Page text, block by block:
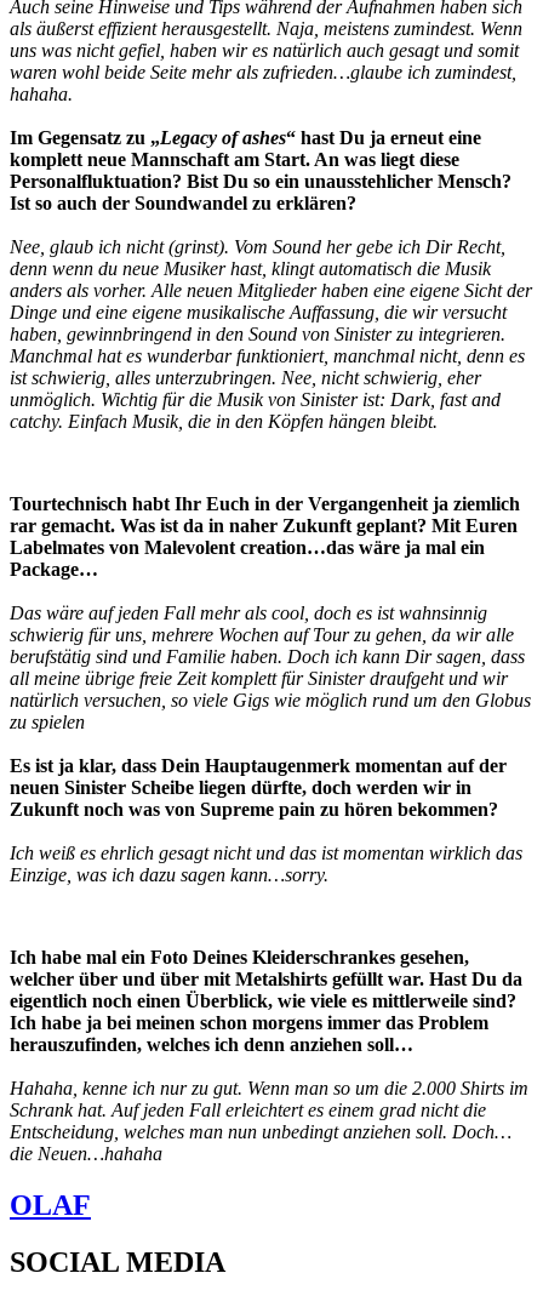
Auch seine Hinweise und Tips während der Aufnahmen haben sich
als äußerst effizient herausgestellt. Naja, meistens zumindest. Wenn
uns was nicht gefiel, haben wir es natürlich auch gesagt und somit
waren wohl beide Seite mehr als zufrieden…glaube ich zumindest,
hahaha.
Im Gegensatz zu „Legacy of ashes“ hast Du ja erneut eine
komplett neue Mannschaft am Start. An was liegt diese
Personalfluktuation? Bist Du so ein unausstehlicher Mensch?
Ist so auch der Soundwandel zu erklären?
Nee, glaub ich nicht (grinst). Vom Sound her gebe ich Dir Recht,
denn wenn du neue Musiker hast, klingt automatisch die Musik
anders als vorher. Alle neuen Mitglieder haben eine eigene Sicht der
Dinge und eine eigene musikalische Auffassung, die wir versucht
haben, gewinnbringend in den Sound von Sinister zu integrieren.
Manchmal hat es wunderbar funktioniert, manchmal nicht, denn es
ist schwierig, alles unterzubringen. Nee, nicht schwierig, eher
unmöglich. Wichtig für die Musik von Sinister ist: Dark, fast and
catchy. Einfach Musik, die in den Köpfen hängen bleibt.
Tourtechnisch habt Ihr Euch in der Vergangenheit ja ziemlich
rar gemacht. Was ist da in naher Zukunft geplant? Mit Euren
Labelmates von Malevolent creation…das wäre ja mal ein
Package…
Das wäre auf jeden Fall mehr als cool, doch es ist wahnsinnig
schwierig für uns, mehrere Wochen auf Tour zu gehen, da wir alle
berufstätig sind und Familie haben. Doch ich kann Dir sagen, dass
all meine übrige freie Zeit komplett für Sinister draufgeht und wir
natürlich versuchen, so viele Gigs wie möglich rund um den Globus
zu spielen
Es ist ja klar, dass Dein Hauptaugenmerk momentan auf der
neuen Sinister Scheibe liegen dürfte, doch werden wir in
Zukunft noch was von Supreme pain zu hören bekommen?
Ich weiß es ehrlich gesagt nicht und das ist momentan wirklich das
Einzige, was ich dazu sagen kann…sorry.
Ich habe mal ein Foto Deines Kleiderschrankes gesehen,
welcher über und über mit Metalshirts gefüllt war. Hast Du da
eigentlich noch einen Überblick, wie viele es mittlerweile sind?
Ich habe ja bei meinen schon morgens immer das Problem
herauszufinden, welches ich denn anziehen soll…
Hahaha, kenne ich nur zu gut. Wenn man so um die 2.000 Shirts im
Schrank hat. Auf jeden Fall erleichtert es einem grad nicht die
Entscheidung, welches man nun unbedingt anziehen soll. Doch…
die Neuen…hahaha
OLAF
SOCIAL MEDIA